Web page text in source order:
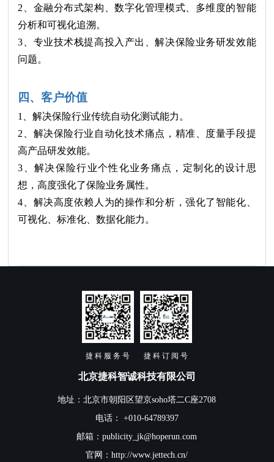
2、金融分布式架构、数字化管理模式、多维度的智能
分析和可视化追溯。
3、专业技术栈提高投入产出、解决保险业务研发效能
问题。
四、客户价值
1、解决保险行业传统自动化测试能力。
2、解决保险行业自动化技术痛点，精准、度量手段提
高产品研发效能。
3、解决保险行业个性化业务痛点，定制化的设计思
想，高度强化了保险业务属性。
4、解决高度依赖人为的操作和分析，强化了智能化、
可视化、标准化、数据化能力。
捷 科 服 务 号 捷 科 订 阅 号
北京捷科智诚科技有限公司
地址：北京市朝阳区望京soho塔二C座2708
电话： +010-64789397
邮箱：publicity_jk@hoperun.com
官网：http://www.jettech.cn/